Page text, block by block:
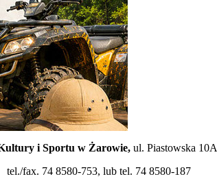
i Sportu w Żarowie, ul. Piastowska
tel./fax. 74 8580-753, lub tel. 74 8580-187